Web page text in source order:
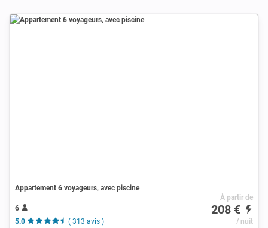
Appartement 6 voyageurs, avec piscine
6
5.0
( 313 avis )
À partir de
208 €
/ nuit